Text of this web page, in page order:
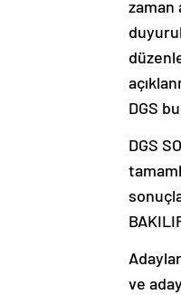
zaman
DGS
DGS
ve